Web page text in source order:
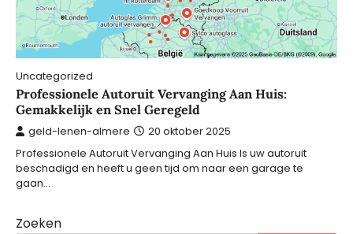
Uncategorized
Professionele Autoruit Vervanging Aan Huis:
Gemakkelijk en Snel Geregeld
geld-lenen-almere 20 oktober 2025
Professionele Autoruit Vervanging Aan Huis Is uw autoruit
beschadigd en heeft u geen tijd om naar een garage te
gaan…
Zoeken